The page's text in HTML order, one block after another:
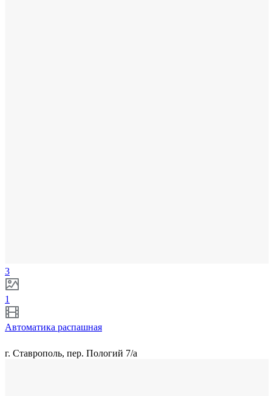
3
1
Автоматика распашная
г. Ставрополь, пер. Пологий 7/а